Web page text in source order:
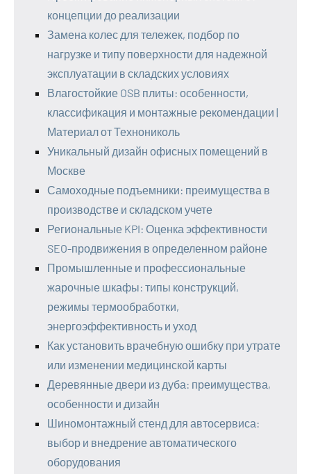
концепции до реализации
Замена колес для тележек, подбор по
нагрузке и типу поверхности для надежной
эксплуатации в складских условиях
Влагостойкие OSB плиты: особенности,
классификация и монтажные рекомендации |
Материал от Технониколь
Уникальный дизайн офисных помещений в
Москве
Самоходные подъемники: преимущества в
производстве и складском учете
Региональные KPI: Оценка эффективности
SEO-продвижения в определенном районе
Промышленные и профессиональные
жарочные шкафы: типы конструкций,
режимы термообработки,
энергоэффективность и уход
Как установить врачебную ошибку при утрате
или изменении медицинской карты
Деревянные двери из дуба: преимущества,
особенности и дизайн
Шиномонтажный стенд для автосервиса:
выбор и внедрение автоматического
оборудования